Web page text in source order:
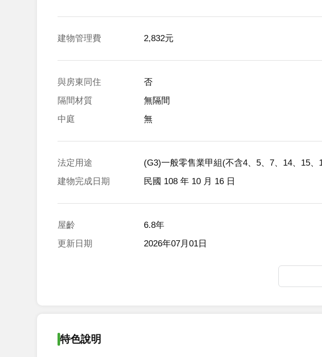
建物管理費 2,832元
與房東同住 否
隔間材質
無隔間
中庭
無
法定用途 (G3)一般零售業甲組(不含4、5、7、14、15、
建物完成日期
民國 108 年 10 月 16 日
屋齡 6.8年
更新日期
2026年07月01日
特色說明